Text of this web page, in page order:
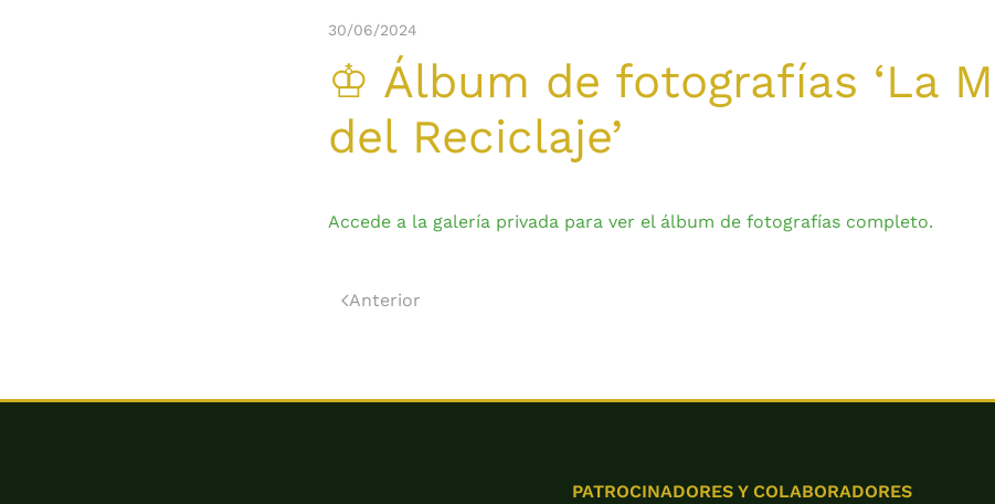
30/06/2024
♔ Álbum de fotografías ‘La
del Reciclaje’
Accede a la galería privada para ver el álbum de fotografías completo.
Anterior
PATROCINADORES Y COLABORADORES